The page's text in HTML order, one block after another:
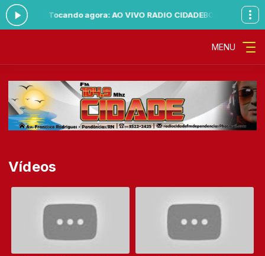
às 23:59 - Tocando agora: AO VIVO RADIO CIDADEBOA TARDE
MENU
Vídeos